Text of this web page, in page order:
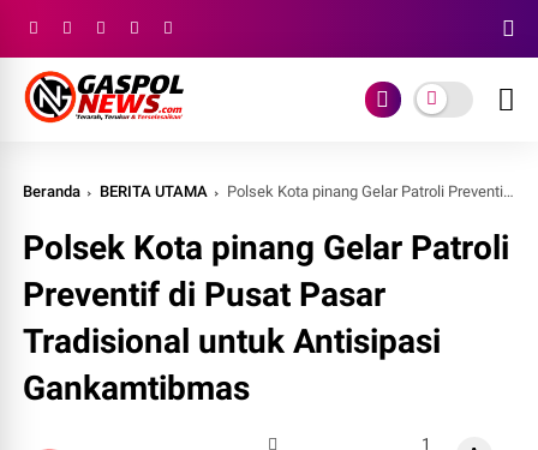
Beranda BERITA UTAMA Polsek Kota pinang Gelar Patroli Preventif di Pusat Pasar Tradisional untuk Antisipasi Gankamtibmas
Polsek Kota pinang Gelar Patroli
Preventif di Pusat Pasar
Tradisional untuk Antisipasi
Gankamtibmas
1